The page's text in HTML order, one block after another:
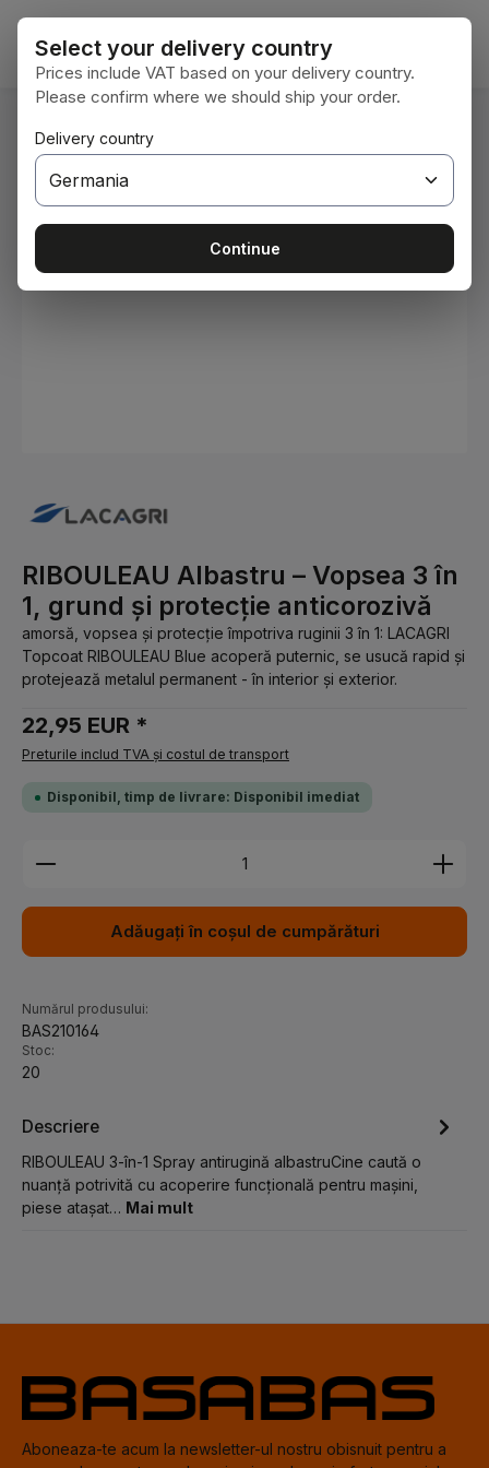
Sari la conținutul principal
Sunteți aici: Acasă
RIBOULEAU Albastru – Vopsea 3 în
1, grund și protecție anticorozivă
amorsă, vopsea și protecție împotriva ruginii 3 în 1: LACAGRI
Topcoat RIBOULEAU Blue acoperă puternic, se usucă rapid și
protejează metalul permanent - în interior și exterior.
22,95 EUR *
Preturile includ TVA și costul de transport
Disponibil, timp de livrare: Disponibil imediat
Cantitate produs: Introduceți cantitatea dorită
Adăugați în coșul de cumpărături
Numărul produsului:
BAS210164
Stoc:
20
Descriere
RIBOULEAU 3-în-1 Spray antirugină albastruCine caută o
nuanță potrivită cu acoperire funcțională pentru mașini,
piese atașat… Mai mult
Aboneaza-te acum la newsletter-ul nostru obisnuit pentru a
Select your delivery country
Prices include VAT based on your delivery country.
Please confirm where we should ship your order.
Delivery country
Continue